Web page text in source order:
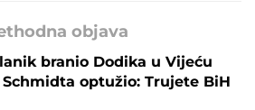
objava
branio Dodika u Vijeću
optužio: Trujete BiH